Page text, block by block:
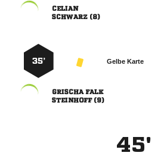

 
Gelbe Karte
35’
 
 
45'